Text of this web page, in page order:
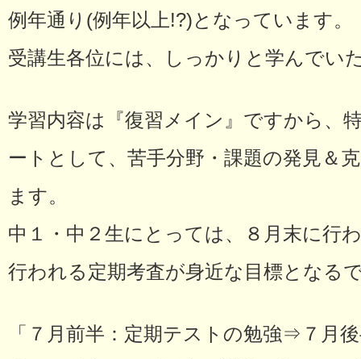
例年通り(例年以上!?)となっています。
受講生各位には、しっかりと学んでい
学習内容は『復習メイン』ですから、
ートとして、苦手分野・課題の発見＆
ます。
中１・中２生にとっては、８月末に行
行われる定期考査が身近な目標となる
「７月前半：定期テストの勉強⇒７月